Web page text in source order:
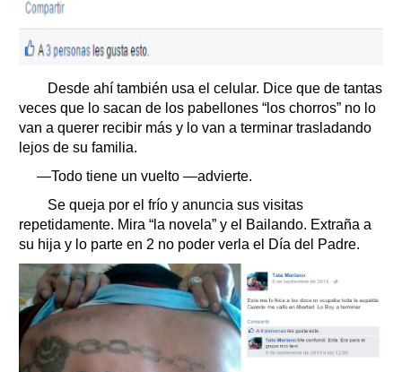
Desde ahí también usa el celular. Dice que de tantas
veces que lo sacan de los pabellones “los chorros” no lo
van a querer recibir más y lo van a terminar trasladando
lejos de su familia.
—Todo tiene un vuelto —advierte.
Se queja por el frío y anuncia sus visitas
repetidamente. Mira “la novela” y el Bailando. Extraña a
su hija y lo parte en 2 no poder verla el Día del Padre.